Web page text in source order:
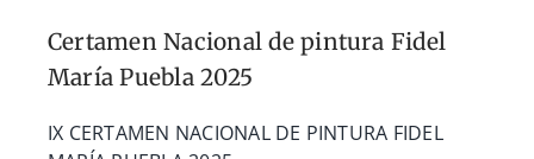
Certamen Nacional de pintura Fidel
María Puebla 2025
IX CERTAMEN NACIONAL DE PINTURA FIDEL